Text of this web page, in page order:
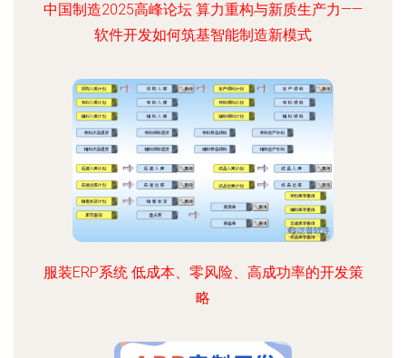
中国制造2025高峰论坛 算力重构与新质生产力——
软件开发如何筑基智能制造新模式
服装ERP系统 低成本、零风险、高成功率的开发策
略